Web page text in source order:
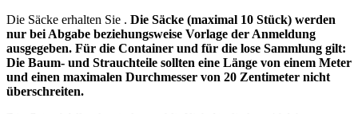
Die Säcke erhalten Sie . Die Säcke (maximal 10 Stück) werden
nur bei Abgabe beziehungsweise Vorlage der Anmeldung
ausgegeben. Für die Container und für die lose Sammlung gilt:
Die Baum- und Strauchteile sollten eine Länge von einem Meter
und einen maximalen Durchmesser von 20 Zentimeter nicht
überschreiten.